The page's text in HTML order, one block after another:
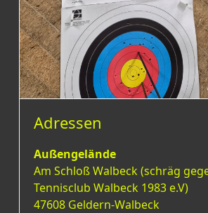
Adressen
Außengelände
Am Schloß Walbeck (schräg
Tennisclub Walbeck 1983 e.V)
47608 Geldern-Walbeck